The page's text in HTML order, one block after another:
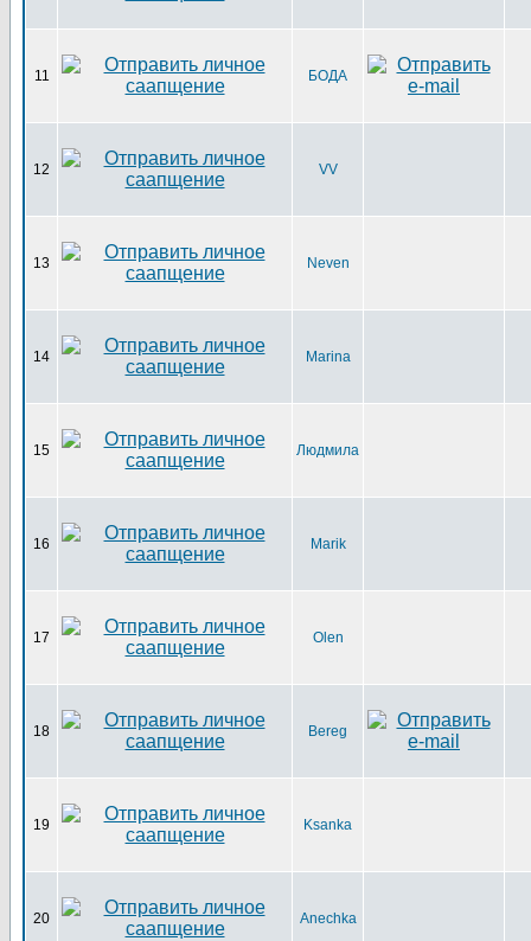
11 БОДА
12 VV
13 Neven
14 Marina
15 Людмила
16 Marik
17 Olen
18 Bereg
19 Ksanka
20 Anechka